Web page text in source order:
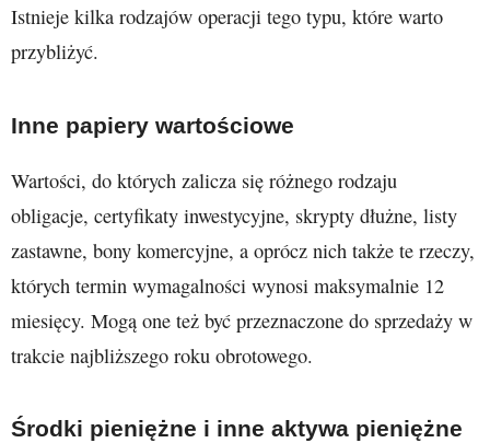
Istnieje kilka rodzajów operacji tego typu, które warto
przybliżyć.
Inne papiery wartościowe
Wartości, do których zalicza się różnego rodzaju
obligacje, certyfikaty inwestycyjne, skrypty dłużne, listy
zastawne, bony komercyjne, a oprócz nich także te rzeczy,
których termin wymagalności wynosi maksymalnie 12
miesięcy. Mogą one też być przeznaczone do sprzedaży w
trakcie najbliższego roku obrotowego.
Środki pieniężne i inne aktywa pieniężne